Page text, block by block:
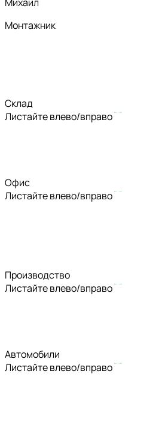
Монтажник
Склад
Листайте влево/вправо
Офис
Листайте влево/вправо
Производство
Листайте влево/вправо
Автомобили
Листайте влево/вправо